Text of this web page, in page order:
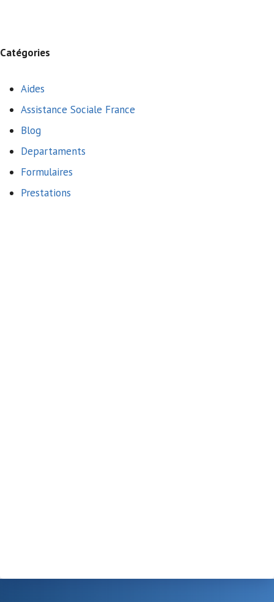
Catégories
Aides
Assistance Sociale France
Blog
Departaments
Formulaires
Prestations